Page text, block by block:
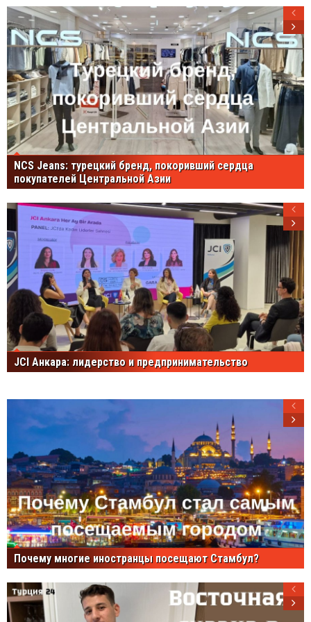
NCS Jeans: турецкий бренд, покоривший сердца
покупателей Центральной Азии
JCI Анкара: лидерство и предпринимательство
Почему многие иностранцы посещают Стамбул?